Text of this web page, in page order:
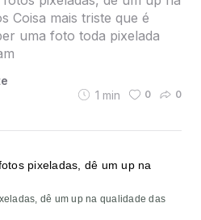
Coisa mais triste que é
uma foto toda pixelada
1 min 0 0
dê um up na qualidade das